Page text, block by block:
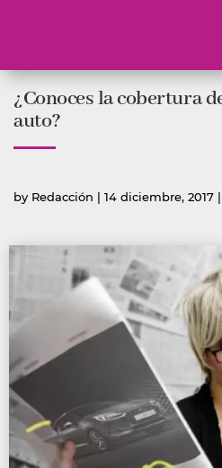
contenido
¿Conoces la cobertura
auto?
by Publicado
Redacción | 14 diciembre, 2017 |